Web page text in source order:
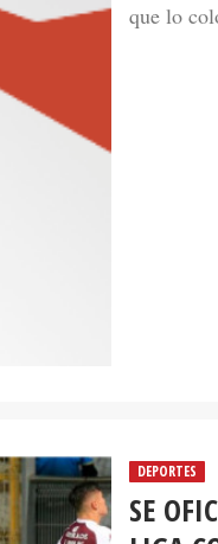
que lo
DEPORTES
SE